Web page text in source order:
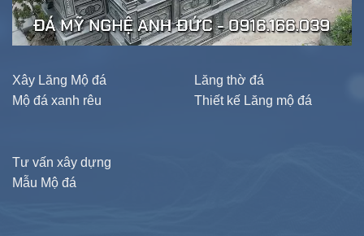
Xây Lăng Mộ đá
Mộ đá xanh rêu
Lăng thờ đá
Thiết kế Lăng mộ đá
Tư vấn xây dựng
Mẫu Mộ đá